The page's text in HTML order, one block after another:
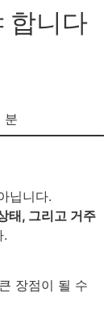
합니다
분
닙니다.
태, 그리고 거주
.
장점이 될 수